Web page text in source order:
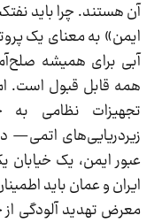
آن هستند. چرا باید
ایمن» به معنای یک
آبی برای همیشه
همه قابل قبول است.
تجهیزات نظامی
زیردریایی‌های
عبور ایمن، یک
ایران و عمان باید
معرض تهدید آلودگی از